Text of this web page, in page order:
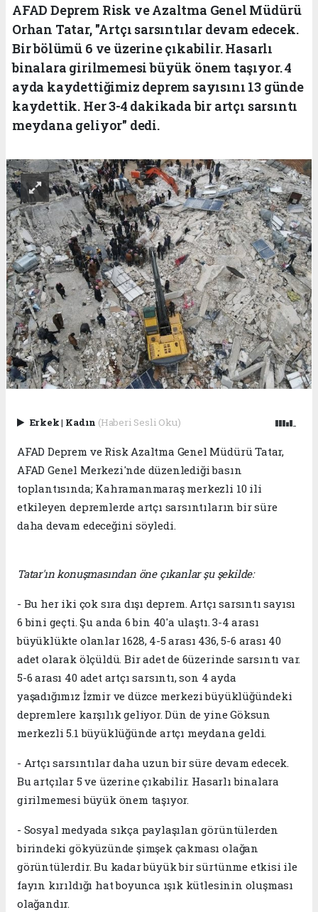
AFAD Deprem Risk ve Azaltma Genel Müdürü
Orhan Tatar, "Artçı sarsıntılar devam edecek.
Bir bölümü 6 ve üzerine çıkabilir. Hasarlı
binalara girilmemesi büyük önem taşıyor. 4
ayda kaydettiğimiz deprem sayısını 13 günde
kaydettik. Her 3-4 dakikada bir artçı sarsıntı
meydana geliyor" dedi.
Erkek| Kadın (Haberi Sesli Oku)
AFAD Deprem ve Risk Azaltma Genel Müdürü Tatar,
AFAD Genel Merkezi'nde düzenlediği basın
toplantısında; Kahramanmaraş merkezli 10 ili
etkileyen depremlerde artçı sarsıntıların bir süre
daha devam edeceğini söyledi.
Tatar'ın konuşmasından öne çıkanlar şu şekilde:
- Bu her iki çok sıra dışı deprem. Artçı sarsıntı sayısı
6 bini geçti. Şu anda 6 bin 40'a ulaştı. 3-4 arası
büyüklükte olanlar 1628, 4-5 arası 436, 5-6 arası 40
adet olarak ölçüldü. Bir adet de 6üzerinde sarsıntı var.
5-6 arası 40 adet artçı sarsıntı, son 4 ayda
yaşadığımız İzmir ve düzce merkezi büyüklüğündeki
depremlere karşılık geliyor. Dün de yine Göksun
merkezli 5.1 büyüklüğünde artçı meydana geldi.
- Artçı sarsıntılar daha uzun bir süre devam edecek.
Bu artçılar 5 ve üzerine çıkabilir. Hasarlı binalara
girilmemesi büyük önem taşıyor.
- Sosyal medyada sıkça paylaşılan görüntülerden
birindeki gökyüzünde şimşek çakması olağan
görüntülerdir. Bu kadar büyük bir sürtünme etkisi ile
fayın kırıldığı hat boyunca ışık kütlesinin oluşması
olağandır.